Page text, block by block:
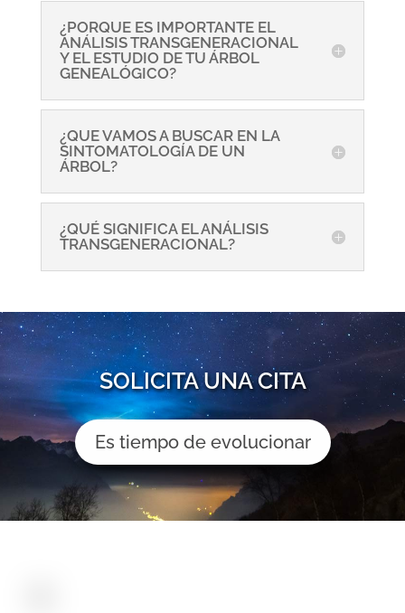
¿PORQUE ES IMPORTANTE EL
ANÁLISIS TRANSGENERACIONAL
Y EL ESTUDIO DE TU ÁRBOL
GENEALÓGICO?
¿QUE VAMOS A BUSCAR EN LA
SINTOMATOLOGÍA DE UN
ÁRBOL?
¿QUÉ SIGNIFICA EL ANÁLISIS
TRANSGENERACIONAL?
SOLICITA UNA CITA
Es tiempo de evolucionar